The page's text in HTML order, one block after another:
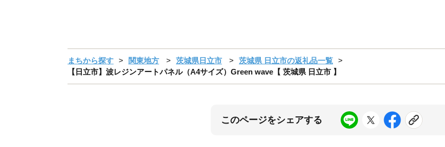
まちから探す 関東地方 茨城県日立市
茨城県 日立市の返礼品一覧
【日立市】波レジンアートパネル（A4サイズ）Green wave【 茨城県 日立市 】
このページをシェアする